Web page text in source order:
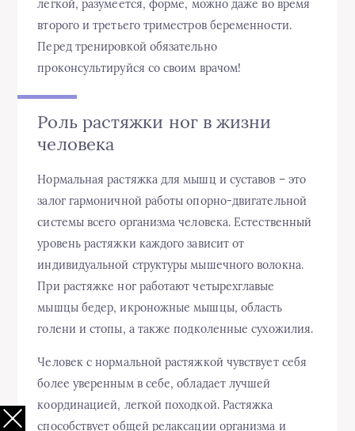
легкой, разумеется, форме, можно даже во время
второго и третьего триместров беременности.
Перед тренировкой обязательно
проконсультируйся со своим врачом!
Роль растяжки ног в жизни
человека
Нормальная растяжка для мышц и суставов – это
залог гармоничной работы опорно-двигательной
системы всего организма человека. Естественный
уровень растяжки каждого зависит от
индивидуальной структуры мышечного волокна.
При растяжке ног работают четырехглавые
мышцы бедер, икроножные мышцы, область
голени и стопы, а также подколенные сухожилия.
Человек с нормальной растяжкой чувствует себя
более уверенным в себе, обладает лучшей
координацией, легкой походкой. Растяжка
способствует общей релаксации организма и